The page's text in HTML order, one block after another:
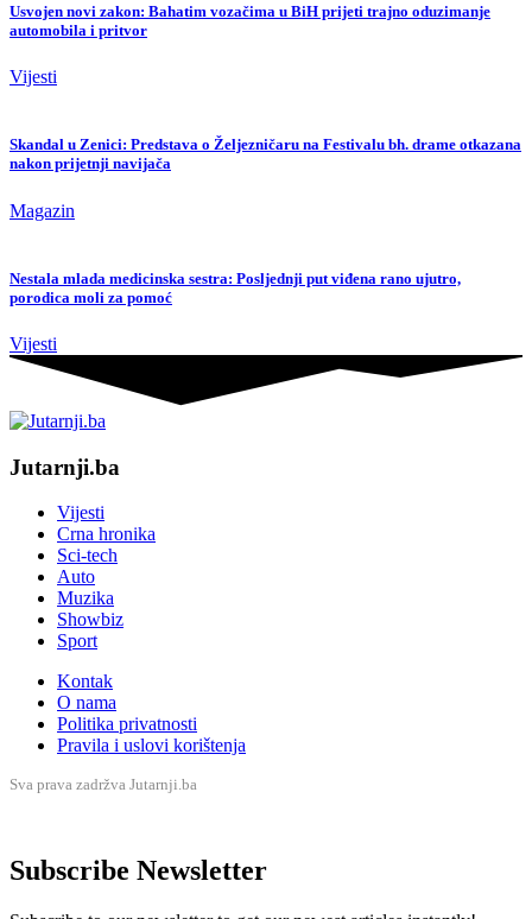
Usvojen novi zakon: Bahatim vozačima u BiH prijeti trajno oduzimanje
automobila i pritvor
Vijesti
Skandal u Zenici: Predstava o Željezničaru na Festivalu bh. drame otkazana
nakon prijetnji navijača
Magazin
Nestala mlada medicinska sestra: Posljednji put viđena rano ujutro,
porodica moli za pomoć
Vijesti
Jutarnji.ba
Vijesti
Crna hronika
Sci-tech
Auto
Muzika
Showbiz
Sport
Kontak
O nama
Politika privatnosti
Pravila i uslovi korištenja
Sva prava zadržva Jutarnji.ba
Subscribe Newsletter